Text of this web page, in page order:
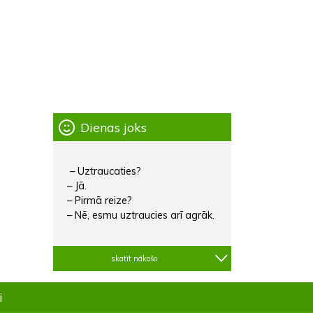
Dienas joks
– Uztraucaties?
– Jā.
– Pirmā reize?
– Nē, esmu uztraucies arī agrāk.
skatīt nākošo